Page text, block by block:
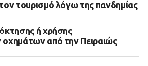
τουρισμό λόγω της πανδημίας
ή χρήσης
οχημάτων από την Πειραιώς